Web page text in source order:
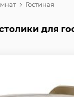
Гостиная
для